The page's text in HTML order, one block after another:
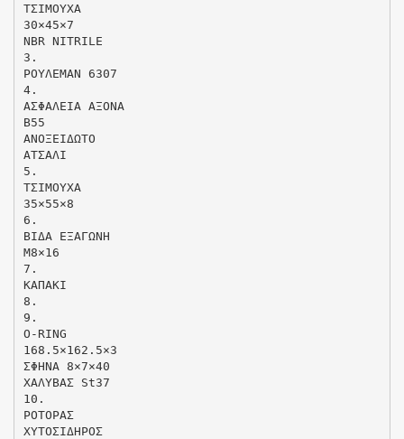
ΤΣΙΜΟΥΧΑ
30×45×7
NBR NITRILE
3.
ΡΟΥΛΕΜΑΝ 6307
4.
ΑΣΦΑΛΕΙΑ ΑΞΟΝΑ
B55
ΑΝΟΞΕΙΔΩΤΟ
ΑΤΣΑΛΙ
5.
ΤΣΙΜΟΥΧΑ
35×55×8
6.
ΒΙΔΑ ΕΞΑΓΩΝΗ
M8×16
7.
ΚΑΠΑΚΙ
8.
9.
O-RING
168.5×162.5×3
ΣΦΗΝΑ 8×7×40
ΧΑΛΥΒΑΣ St37
10.
ΡΟΤΟΡΑΣ
ΧΥΤΟΣΙΔΗΡΟΣ